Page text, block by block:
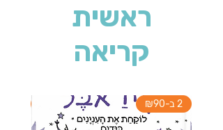
ראשית
קריאה
2 ב-₪90